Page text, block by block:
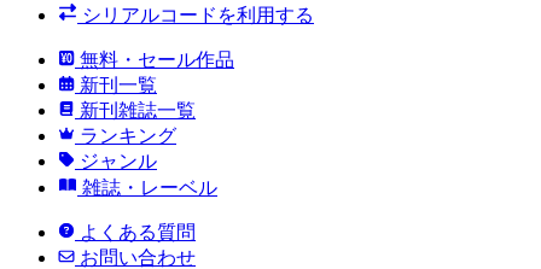
シリアルコードを利用する
無料・セール作品
新刊一覧
新刊雑誌一覧
ランキング
ジャンル
雑誌・レーベル
よくある質問
お問い合わせ